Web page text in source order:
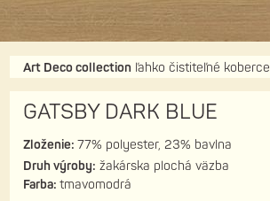
Art Deco collection ľahko čistiteľné koberce
GATSBY DARK BLUE
Zloženie: 77% polyester, 23% bavlna
Druh výroby: žakárska plochá väzba
Farba: tmavomodrá